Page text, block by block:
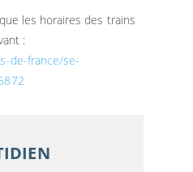
les horaires des trains
:
de-france/se-